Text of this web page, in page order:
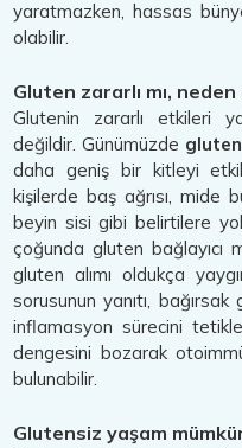
yaratmazken, hassas
olabilir.
Gluten zararlı mı,
Glutenin zararlı etkileri
değildir. Günümüzde gluten
daha geniş bir kitleyi
kişilerde baş ağrısı, mide
beyin sisi gibi belirtilere yol
çoğunda gluten bağlayıcı
gluten alımı oldukça
sorusunun yanıtı,
inflamasyon sürecini
dengesini bozarak
bulunabilir.
Glutensiz yaşam